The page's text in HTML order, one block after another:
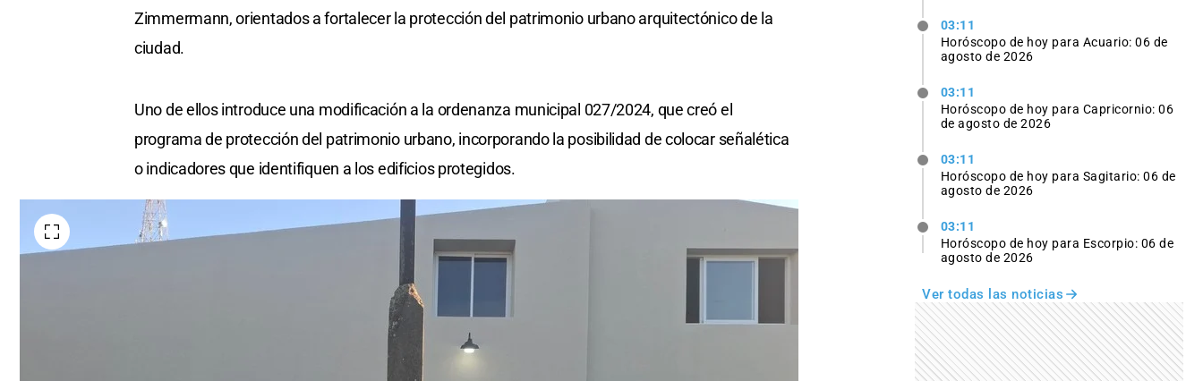
Zimmermann, orientados a fortalecer la protección del patrimonio urbano arquitectónico de la
ciudad.
Uno de ellos introduce una modificación a la ordenanza municipal 027/2024, que creó el
programa de protección del patrimonio urbano, incorporando la posibilidad de colocar señalética
o indicadores que identifiquen a los edificios protegidos.
03:11
Horóscopo de hoy para Acuario: 06 de
agosto de 2026
03:11
Horóscopo de hoy para Capricornio: 06
de agosto de 2026
03:11
Horóscopo de hoy para Sagitario: 06 de
agosto de 2026
03:11
Horóscopo de hoy para Escorpio: 06 de
agosto de 2026
Ver todas las noticias